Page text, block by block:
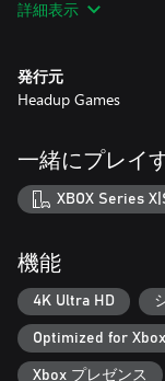
たをゲームに引き込
ゲーム：巨大な館の
を探ります。パズル
たは、この邪悪な
る場所を見つけてく
本ゲームは日本語を
詳細表示
発行元
Headup Games
一緒にプレイ
XBOX Series
機能
4K Ultra HD
Optimized for
Xbox プレゼンス